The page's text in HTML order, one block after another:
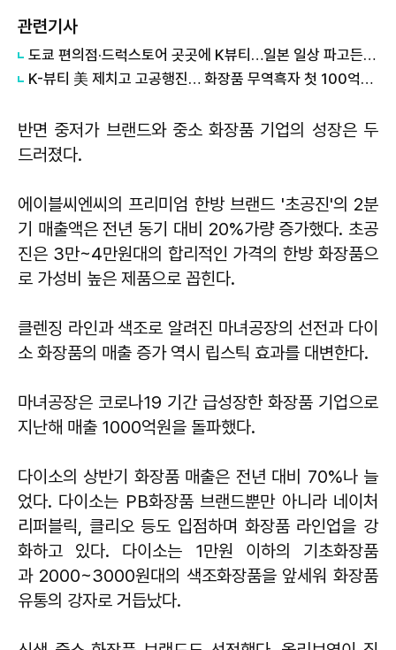
관련기사
도쿄 편의점·드럭스토어 곳곳에 K뷰티…일본 일상 파고든 한국 화장품
K-뷰티 美 제치고 고공행진… 화장품 무역흑자 첫 100억달러 돌파
반면 중저가 브랜드와 중소 화장품 기업의 성장은 두
드러졌다.
에이블씨엔씨의 프리미엄 한방 브랜드 '초공진'의 2분
기 매출액은 전년 동기 대비 20%가량 증가했다. 초공
진은 3만~4만원대의 합리적인 가격의 한방 화장품으
로 가성비 높은 제품으로 꼽힌다.
클렌징 라인과 색조로 알려진 마녀공장의 선전과 다이
소 화장품의 매출 증가 역시 립스틱 효과를 대변한다.
마녀공장은 코로나19 기간 급성장한 화장품 기업으로
지난해 매출 1000억원을 돌파했다.
다이소의 상반기 화장품 매출은 전년 대비 70%나 늘
었다. 다이소는 PB화장품 브랜드뿐만 아니라 네이처
리퍼블릭, 클리오 등도 입점하며 화장품 라인업을 강
화하고 있다. 다이소는 1만원 이하의 기초화장품
과 2000~3000원대의 색조화장품을 앞세워 화장품
유통의 강자로 거듭났다.